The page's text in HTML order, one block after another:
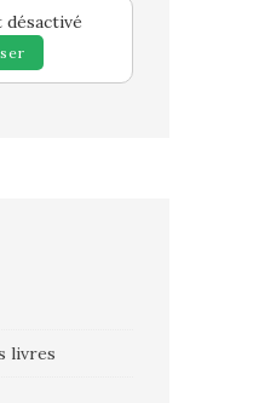
désactivé
livres